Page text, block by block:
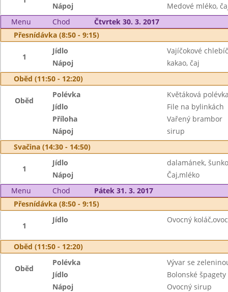
Nápoj
Medové mléko,
Menu
Chod
Čtvrtek 30. 3. 2017
Přesnídávka (8:50 - 9:15)
1
Jídlo
Vajíčokové
Nápoj
kakao, čaj
Oběd (11:50 - 12:20)
Oběd
Polévka
Květáková
Jídlo
File na bylinkách
Příloha
Vařený brambor
Nápoj
sirup
Svačina (14:30 - 14:50)
1
Jídlo
dalamánek,
Nápoj
Čaj,mléko
Menu
Chod
Pátek 31. 3. 2017
Přesnídávka (8:50 - 9:15)
1
Jídlo Ovocný
Oběd (11:50 - 12:20)
Oběd
Polévka
Vývar se
Jídlo
Bolonské špagety
Nápoj
Ovocný sirup